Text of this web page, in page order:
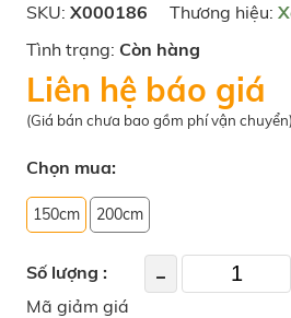
SKU: X000186 Thương hiệu:
Tình trạng: Còn hàng
Liên hệ báo giá
(Giá bán chưa bao gồm phí vận chuyển)
Chọn mua:
150cm 200cm
Số lượng : -
Mã giảm giá